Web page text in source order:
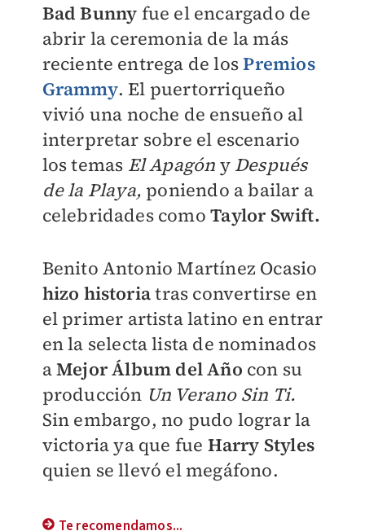
Bad Bunny fue el encargado de
abrir la ceremonia de la más
reciente entrega de losPremios
Grammy. El puertorriqueño
vivió una noche de ensueño al
interpretar sobre el escenario
los temas El Apagón y Después
de la Playa, poniendo a bailar a
celebridades comoTaylor Swift.
Benito Antonio Martínez Ocasio
hizo historiatras convertirse en
el primer artista latino en entrar
en la selecta lista de nominados
aMejor Álbum del Año con su
producción Un Verano Sin Ti.
Sin embargo, no pudo lograr la
victoria ya que fue Harry Styles
quien se llevó el megáfono.
Te recomendamos...